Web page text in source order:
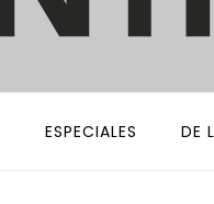
ESPECIALES DE